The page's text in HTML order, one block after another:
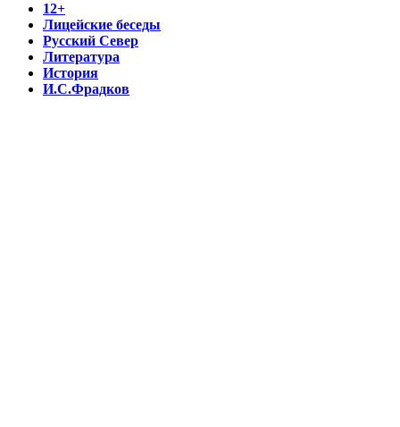
12+
Лицейские беседы
Русский Север
Литература
История
И.С.Фрадков